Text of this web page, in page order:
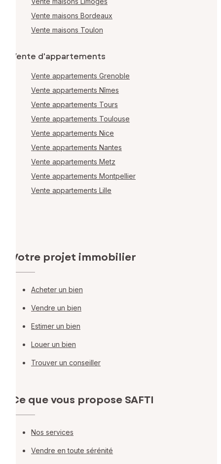
Vente maisons Bordeaux
Vente maisons Toulon
Vente d'appartements
Vente appartements Grenoble
Vente appartements Nîmes
Vente appartements Tours
Vente appartements Toulouse
Vente appartements Nice
Vente appartements Nantes
Vente appartements Metz
Vente appartements Montpellier
Vente appartements Lille
Votre projet immobilier
Acheter un bien
Vendre un bien
Estimer un bien
Louer un bien
Trouver un conseiller
Ce que vous propose SAFTI
Nos services
Vendre en toute sérénité